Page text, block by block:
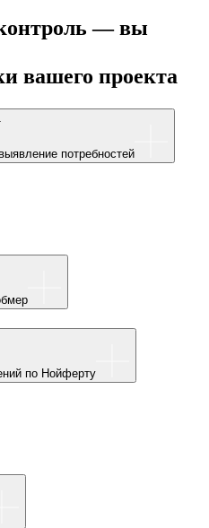
— вы
вашего проекта
потребностей
по Нойферту